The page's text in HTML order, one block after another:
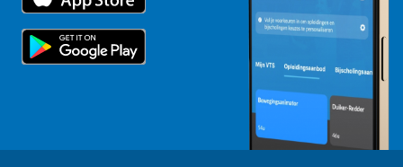
Topsporters